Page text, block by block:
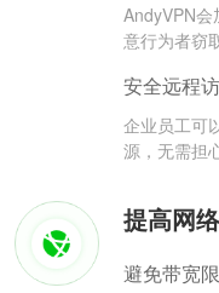
AndyVPN
意行为者窃
安全远程
企业员工可
源，无需担
提高网
避免带宽